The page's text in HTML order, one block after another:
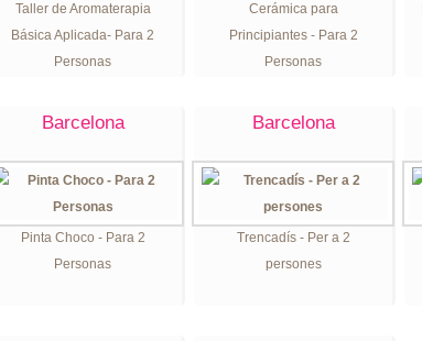
Taller de Aromaterapia
Básica Aplicada- Para 2
Personas
Cerámica para
Principiantes - Para 2
Personas
Barcelona
Pinta Choco - Para 2
Personas
Barcelona
Trencadís - Per a 2
persones